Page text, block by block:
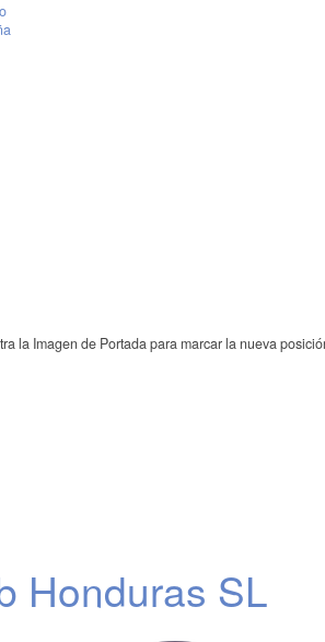
la Imagen de Portada para marcar la nueva
Honduras SL